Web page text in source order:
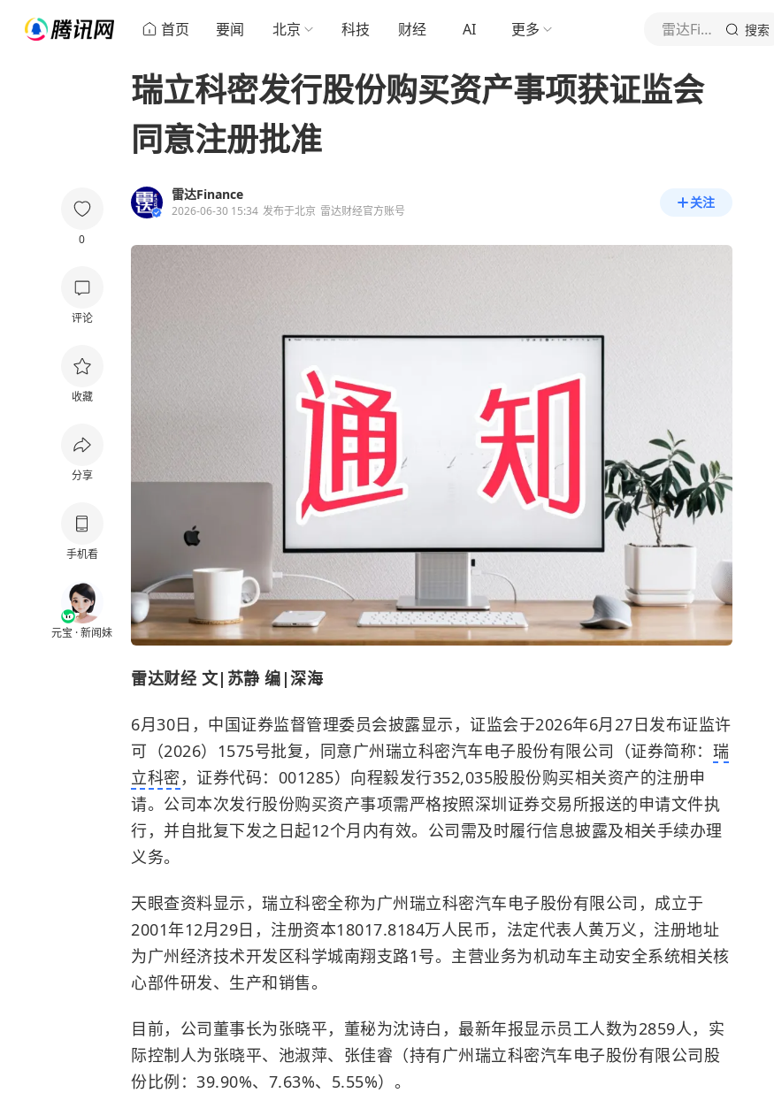
首页 要闻 北京 科技 财经 AI 更多 雷达Finance 搜索
0
评论
收藏
分享
手机看
元宝 · 新闻妹
瑞立科密发行股份购买资产事项获证监会
同意注册批准
雷达Finance
2026-06-30 15:34 发布于北京 雷达财经官方账号
关注
雷达财经 文|苏静 编|深海
6月30日，中国证券监督管理委员会披露显示，证监会于2026年6月27日发布证监许
可（2026）1575号批复，同意广州瑞立科密汽车电子股份有限公司（证券简称： 瑞
立科密 ，证券代码：001285）向程毅发行352,035股股份购买相关资产的注册申
请。公司本次发行股份购买资产事项需严格按照深圳证券交易所报送的申请文件执
行，并自批复下发之日起12个月内有效。公司需及时履行信息披露及相关手续办理
义务。
天眼查资料显示，瑞立科密全称为广州瑞立科密汽车电子股份有限公司，成立于
2001年12月29日，注册资本18017.8184万人民币，法定代表人黄万义，注册地址
为广州经济技术开发区科学城南翔支路1号。主营业务为机动车主动安全系统相关核
心部件研发、生产和销售。
目前，公司董事长为张晓平，董秘为沈诗白，最新年报显示员工人数为2859人，实
际控制人为张晓平、池淑萍、张佳睿（持有广州瑞立科密汽车电子股份有限公司股
份比例：39.90%、7.63%、5.55%）。